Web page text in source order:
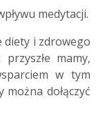
medytacji.
diety i zdrowego
mamy,
w tym
dołączyć